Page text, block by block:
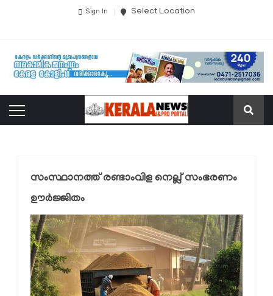
Sign In Select Location
സംസ്ഥാനത്ത് രണ്ടാംവിള നെല്ല് സംഭരണം
ഊർജ്ജിതം